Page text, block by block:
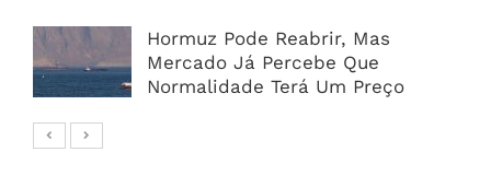
Hormuz Pode Reabrir, Mas
Mercado Já Percebe Que
Normalidade Terá Um Preço